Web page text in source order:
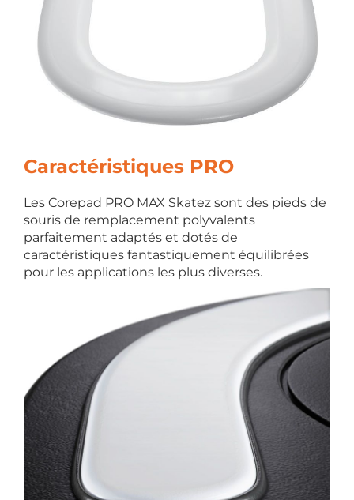
Caractéristiques PRO
Les Corepad PRO MAX Skatez sont des pieds de
souris de remplacement polyvalents
parfaitement adaptés et dotés de
caractéristiques fantastiquement équilibrées
pour les applications les plus diverses.